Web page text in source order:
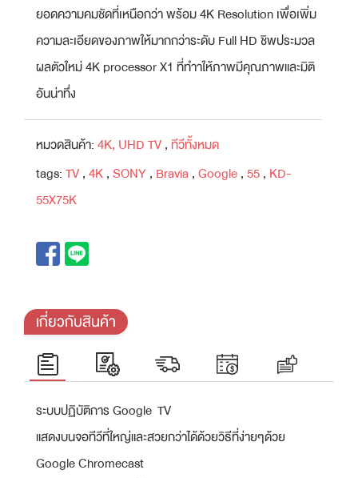
ยอดความคมชัดที่เหนือกว่า พร้อม 4K Resolution เพื่อเพิ่ม
ความละเอียดของภาพให้มากกว่าระดับ Full HD ชิพประมวล
ผลตัวใหม่ 4K processor X1 ที่ทําาให้ภาพมีคุณภาพและมิติ
อันน่าทึ่ง
หมวดสินค้า:4K, UHD TV, ทีวีทั้งหมด
tags:TV,4K,SONY, Bravia,Google,55, KD-
55X75K
เกี่ยวกับสินค้า
ระบบปฏิบัติการ Google TV
แสดงบนจอทีวีที่ใหญ่และสวยกว่าได้ด้วยวิธีที่ง่ายๆด้วย
Google Chromecast